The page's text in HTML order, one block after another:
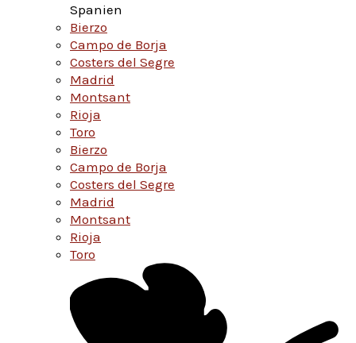
Spanien
Bierzo
Campo de Borja
Costers del Segre
Madrid
Montsant
Rioja
Toro
Bierzo
Campo de Borja
Costers del Segre
Madrid
Montsant
Rioja
Toro